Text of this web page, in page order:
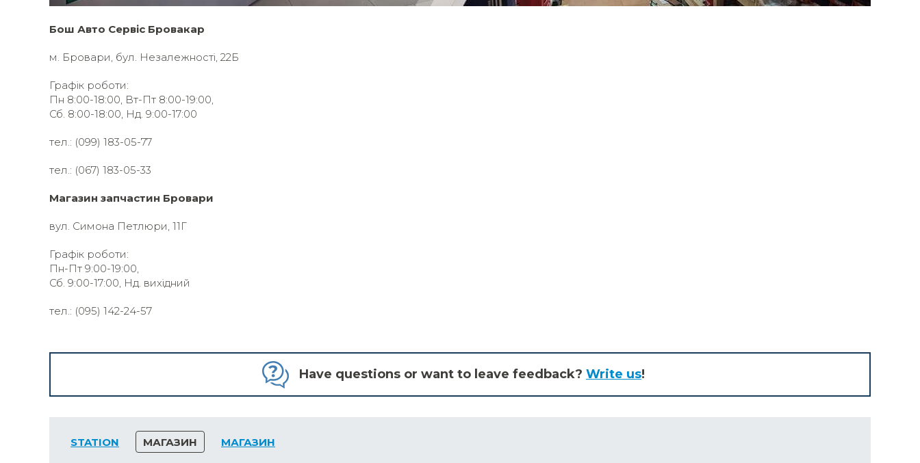
Бош Авто Сервіс Бровакар
м. Бровари, бул. Незалежності, 22Б
Графік роботи:
Пн 8:00-18:00, Вт-Пт 8:00-19:00,
Сб. 8:00-18:00, Нд. 9:00-17:00
тел.: (099) 183-05-77
тел.: (067) 183-05-33
Магазин запчастин Бровари
вул. Симона Петлюри, 11Г
Графік роботи:
Пн-Пт 9:00-19:00,
Сб. 9:00-17:00, Нд. вихідний
тел.: (095) 142-24-57
Have questions or want to leave feedback? Write us!
STATION МАГАЗИН МАГАЗИН